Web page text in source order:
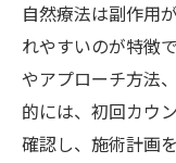
自然療法は副作用
れやすいのが特徴
やアプローチ方法
的には、初回カウ
確認し、施術計画